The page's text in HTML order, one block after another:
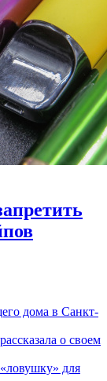
дома в Санкт-
о своем
для